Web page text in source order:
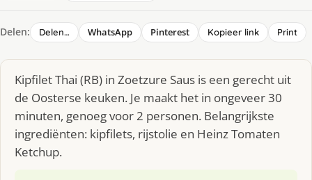
Delen: Delen… WhatsApp Pinterest Kopieer link Print
Kipfilet Thai (RB) in Zoetzure Saus is een gerecht uit
de Oosterse keuken. Je maakt het in ongeveer 30
minuten, genoeg voor 2 personen. Belangrijkste
ingrediënten: kipfilets, rijstolie en Heinz Tomaten
Ketchup.